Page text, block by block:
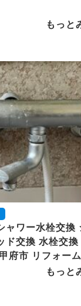
もっと
ャワー水栓交換
ド交換 水栓交
府市 リフォー
もっと